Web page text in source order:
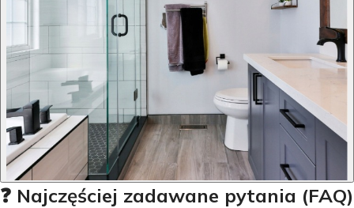
❓ Najczęściej zadawane pytania (FAQ)